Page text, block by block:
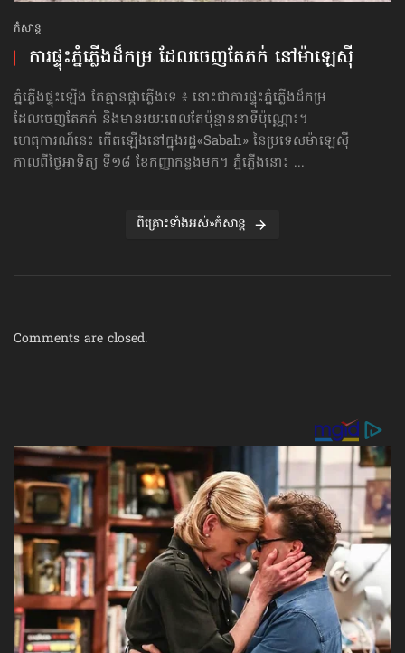
កំសាន្ដ
ការផ្ទុះភ្នំភ្លើងដ៏កម្រ ដែលចេញតែភក់ នៅម៉ាឡេស៊ី
ភ្នំភ្លើងផ្ទុះឡើង តែគ្មានផ្កាភ្លើងទេ ៖ នោះជាការផ្ទុះភ្នំភ្លើងដ៏កម្រ
ដែលចេញតែភក់ និងមានរយៈពេលតែប៉ុន្មាននាទីប៉ុណ្ណោះ។
ហេតុការណ៍នេះ កើតឡើងនៅក្នុងរដ្ឋ«Sabah» នៃប្រទេសម៉ាឡេស៊ី
កាលពីថ្ងៃអាទិត្យ ទី១៨ ខែកញ្ញាកន្លងមក។ ភ្នំភ្លើងនោះ ...
ពិគ្រោះទាំងអស់»កំសាន្ដ
Comments are closed.